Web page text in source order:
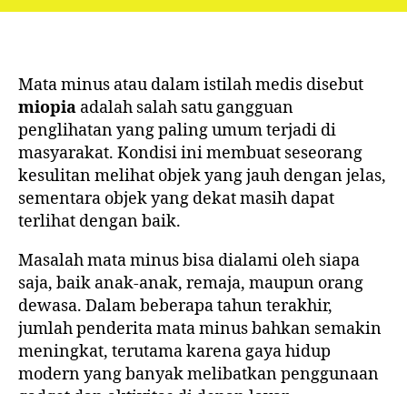
Mata minus atau dalam istilah medis disebut
miopia adalah salah satu gangguan
penglihatan yang paling umum terjadi di
masyarakat. Kondisi ini membuat seseorang
kesulitan melihat objek yang jauh dengan jelas,
sementara objek yang dekat masih dapat
terlihat dengan baik.
Masalah mata minus bisa dialami oleh siapa
saja, baik anak-anak, remaja, maupun orang
dewasa. Dalam beberapa tahun terakhir,
jumlah penderita mata minus bahkan semakin
meningkat, terutama karena gaya hidup
modern yang banyak melibatkan penggunaan